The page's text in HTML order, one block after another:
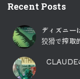
Recent Posts
ディズニー
狡猾で搾取
CLAUDE